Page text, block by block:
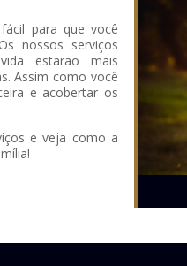
para que você
nossos serviços
estarão mais
Assim como você
e acobertar os
e veja como a